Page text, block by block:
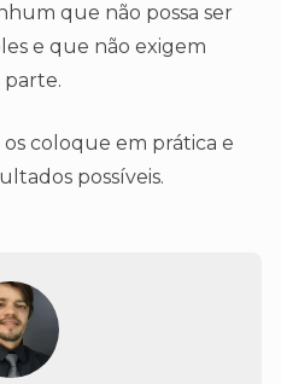
que não possa ser
e que não exigem
parte.
os coloque em prática e
possíveis.